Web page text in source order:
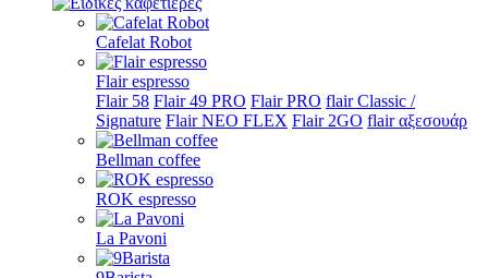
Cafelat Robot
Flair espresso
Flair 58 Flair 49 PRO Flair PRO flair Classic /
Signature Flair NEO FLEX Flair 2GO flair αξεσουάρ
Bellman coffee
ROK espresso
La Pavoni